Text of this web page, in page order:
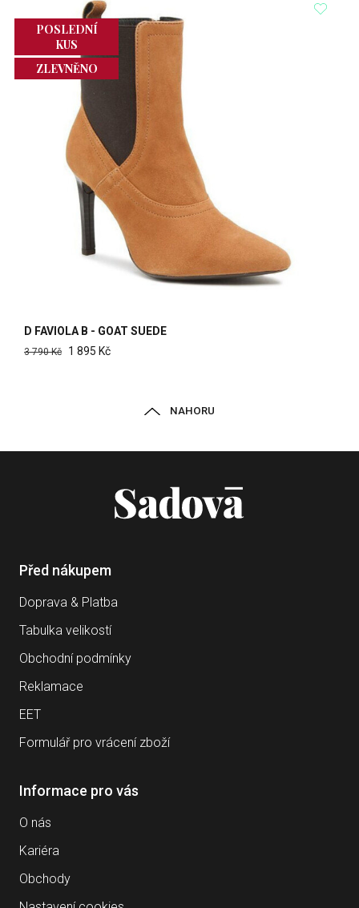
POSLEDNÍ
KUS
ZLEVNĚNO
D FAVIOLA B - GOAT SUEDE
3 790 Kč 1 895 Kč
NAHORU
Před nákupem
Doprava & Platba
Tabulka velikostí
Obchodní podmínky
Reklamace
EET
Formulář pro vrácení zboží
Informace pro vás
O nás
Kariéra
Obchody